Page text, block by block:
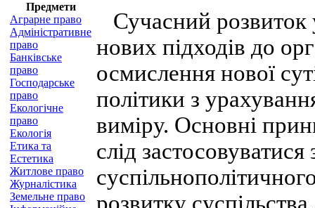
Предмети
Аграрне право
Адміністративне
право
Банківське
право
Господарське
право
Екологічне
право
Екологія
Етика та
Естетика
Житлове право
Журналістика
Земельне право
Сучасний розвиток
нових підходів до
осмислення нової
політики з
виміру. Основні
слід